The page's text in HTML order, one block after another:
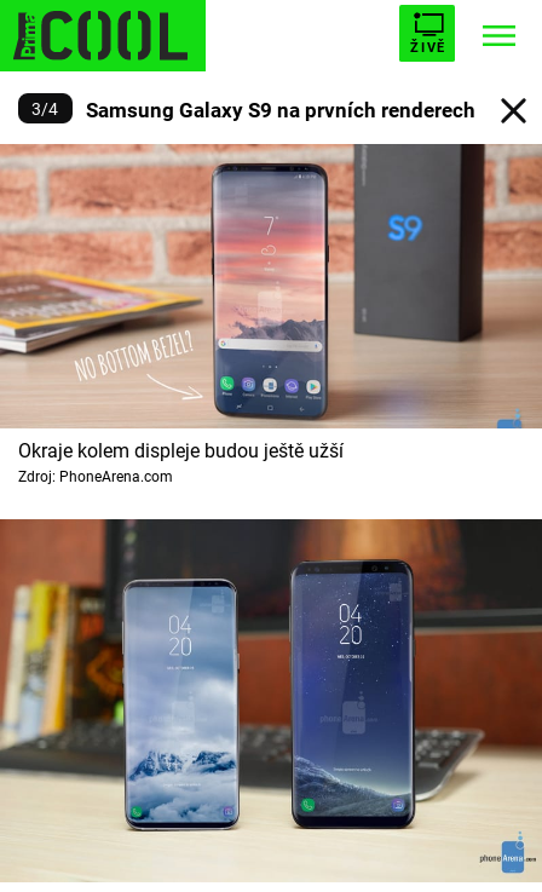
ŽIVĚ
Trendy: STARHOUSE BUFFY, PŘEMOŽITELKA UPÍRŮ
ESCAPE PLNEJ KOTEL AVENGERS 5
Témata
Filmy
Seriály
Cool Esport
Pořady
TV Program
Sledujte prima+
Přihlášení
3/4 Samsung Galaxy S9 na prvních renderech
Okraje kolem displeje budou ještě užší
Zdroj: PhoneArena.com